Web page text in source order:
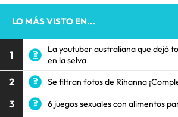
LO MÁS VISTO EN...
1
La youtuber australiana que dejó
en la selva
2 Se filtran fotos de Rihanna
3 6 juegos sexuales con alimentos